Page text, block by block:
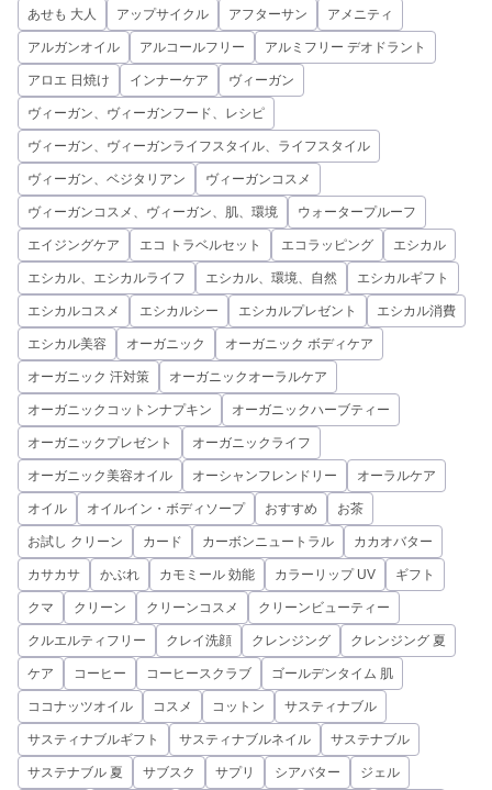
あせも 大人 アップサイクル アフターサン アメニティ
アルガンオイル アルコールフリー アルミフリー デオドラント
アロエ 日焼け インナーケア ヴィーガン
ヴィーガン、ヴィーガンフード、レシピ
ヴィーガン、ヴィーガンライフスタイル、ライフスタイル
ヴィーガン、ベジタリアン ヴィーガンコスメ
ヴィーガンコスメ、ヴィーガン、肌、環境 ウォータープルーフ
エイジングケア エコ トラベルセット エコラッピング エシカル
エシカル、エシカルライフ エシカル、環境、自然 エシカルギフト
エシカルコスメ エシカルシー エシカルプレゼント エシカル消費
エシカル美容 オーガニック オーガニック ボディケア
オーガニック 汗対策 オーガニックオーラルケア
オーガニックコットンナプキン オーガニックハーブティー
オーガニックプレゼント オーガニックライフ
オーガニック美容オイル オーシャンフレンドリー オーラルケア
オイル オイルイン・ボディソープ おすすめ お茶
お試し クリーン カード カーボンニュートラル カカオバター
カサカサ かぶれ カモミール 効能 カラーリップ UV ギフト
クマ クリーン クリーンコスメ クリーンビューティー
クルエルティフリー クレイ洗顔 クレンジング クレンジング 夏
ケア コーヒー コーヒースクラブ ゴールデンタイム 肌
ココナッツオイル コスメ コットン サスティナブル
サスティナブルギフト サスティナブルネイル サステナブル
サステナブル 夏 サブスク サプリ シアバター ジェル